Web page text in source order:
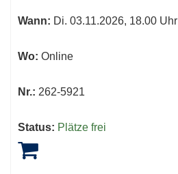
Wann: Di. 03.11.2026, 18.00 Uhr
Wo: Online
Nr.: 262-5921
Status: Plätze frei